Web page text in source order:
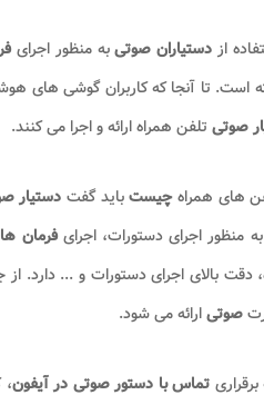
از دستیاران صوتیبه منظور اجرای
است. تا آنجا که کاربران گوشی های
صوتی تلفن همراه ارائه و اجرا می کنند.
های همراهچیستباید گفت دستیار
منظور اجرای دستورات، اجرایفرمان ها
دقت بالای اجرای دستورات و ... دارد.
صوتیارائه می شود.
تماس با دستور صوتی در آیفون،